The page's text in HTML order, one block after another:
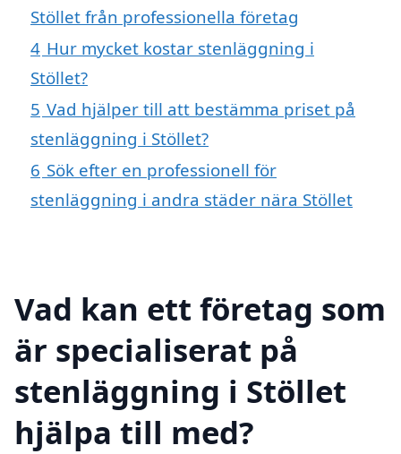
Stöllet från professionella företag
4 Hur mycket kostar stenläggning i
Stöllet?
5 Vad hjälper till att bestämma priset på
stenläggning i Stöllet?
6 Sök efter en professionell för
stenläggning i andra städer nära Stöllet
Vad kan ett företag som
är specialiserat på
stenläggning i Stöllet
hjälpa till med?